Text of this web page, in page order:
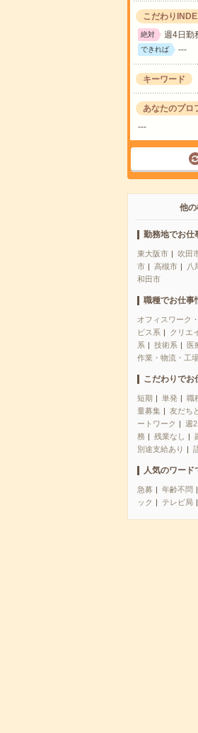
こだわり
絶対 週4日勤
できれば ---
キーワード
あなたのプロ
---
他
勤務地でお仕
東大阪市 吹田
市
高槻市 八
和田市
職種でお仕事
オフィスワーク
ビス系
クリエ
系
技術系 医
作業・物流・工
こだわりでお
短期 単発 職
量募集
友だち
ートワーク
週
務
残業なし
別途支給あり
人気のワード
急募 年齢不問
ック
テレビ局